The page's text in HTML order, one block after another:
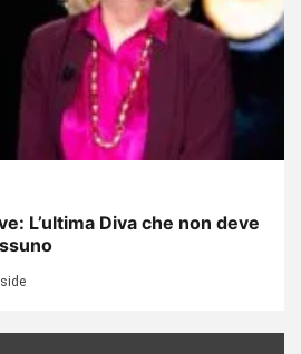
L’ultima Diva che non deve